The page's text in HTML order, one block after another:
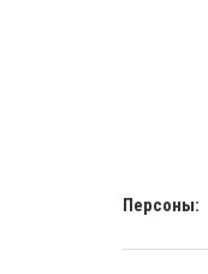
Персоны: